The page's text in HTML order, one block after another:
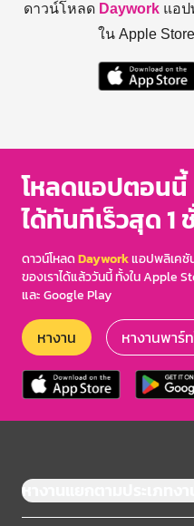
ดาวน์โหลด Daywork แอป
ใน Apple
โหลดแอปตอนนี้
ได้ทันทีเร็วสุด 1
ดาวน์โหลดDayworkแอปพลิเคชั
ของเราได้แล้ววันนี้ ทั้งใน Apple
และ Google Play
หางาน หางานพาร์
หางานแยกตามประเภทงาน